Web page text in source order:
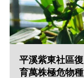
平溪紫東社區復
育萬株極危物種